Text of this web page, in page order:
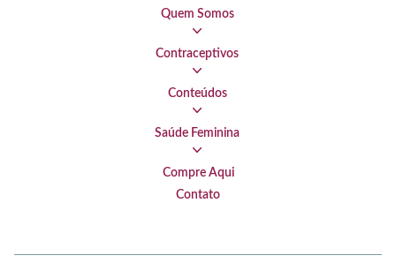
Quem Somos
Contraceptivos
Conteúdos
Saúde Feminina
Compre Aqui
Contato